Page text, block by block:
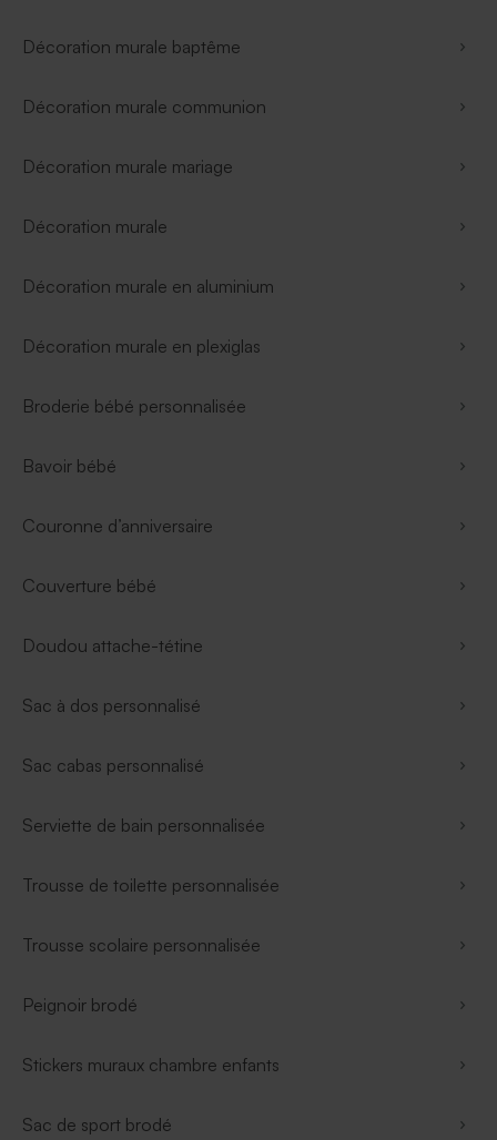
Décoration murale baptême
Décoration murale communion
Décoration murale mariage
Décoration murale
Décoration murale en aluminium
Décoration murale en plexiglas
Broderie bébé personnalisée
Bavoir bébé
Couronne d’anniversaire
Couverture bébé
Doudou attache-tétine
Sac à dos personnalisé
Sac cabas personnalisé
Serviette de bain personnalisée
Trousse de toilette personnalisée
Trousse scolaire personnalisée
Peignoir brodé
Stickers muraux chambre enfants
Sac de sport brodé